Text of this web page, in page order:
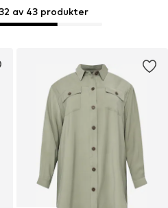
av 43 produkter